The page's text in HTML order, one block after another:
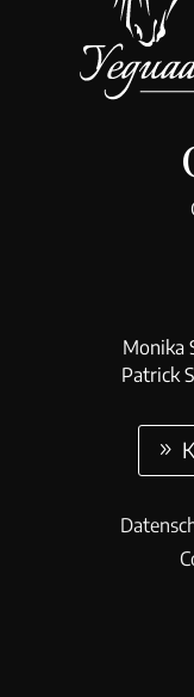
Monika
Patrick